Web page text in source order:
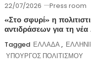
22/07/2026 Press room
«Στο σφυρί» η
αντιδράσεων για τη
Tagged ΕΛΛΑΔΑ,
ΥΠΟΥΡΓΟΣ ΠΟΛΙΤΙΣΜΟΥ